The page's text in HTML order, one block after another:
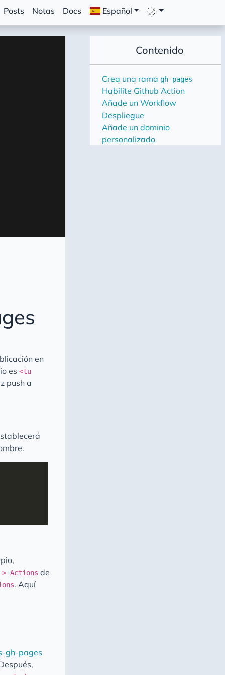
Posts Notas Docs Español
en
es<tu
push a
Actions de
. Aquí
gh-pages
Contenido
Crea una ramagh-pages
Habilite Github Action
Añade un Workflow
Despliegue
Añade un dominio
personalizado